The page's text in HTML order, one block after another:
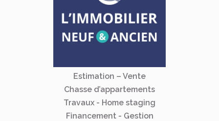
Estimation – Vente
Chasse d’appartements
Travaux - Home staging
Financement - Gestion